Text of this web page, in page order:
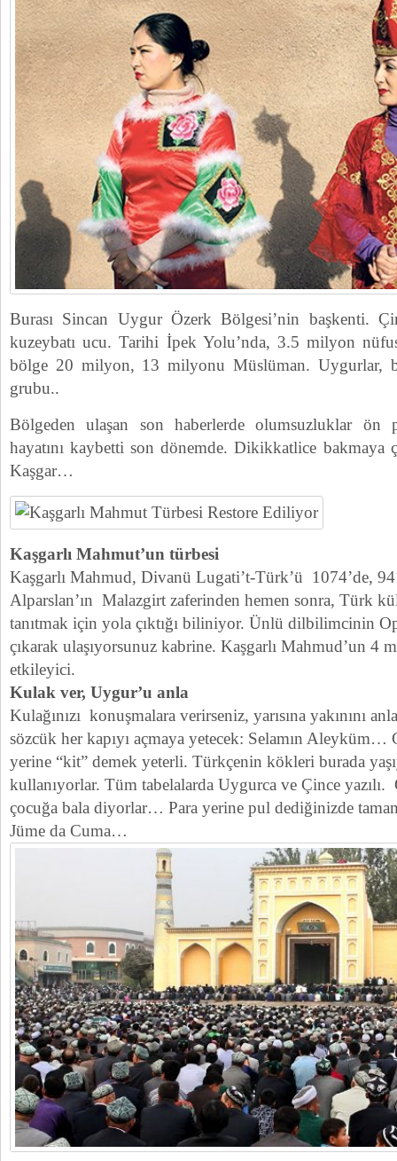
Burası Sincan Uygur Özerk Bölgesi’nin başkenti.
kuzeybatı ucu. Tarihi İpek Yolu’nda, 3.5 milyon
bölge 20 milyon, 13 milyonu Müslüman. Uygurlar,
grubu..
Bölgeden ulaşan son haberlerde olumsuzluklar ön
hayatını kaybetti son dönemde. Dikikkatlice bakmaya
Kaşgar…
Kaşgarlı Mahmut’un türbesi
Kaşgarlı Mahmud, Divanü Lugati’t-Türk’ü 1074’de,
Alparslan’ın Malazgirt zaferinden hemen sonra, Türk
tanıtmak için yola çıktığı biliniyor. Ünlü dilbilimcinin
çıkarak ulaşıyorsunuz kabrine. Kaşgarlı Mahmud’un 4
etkileyici.
Kulak ver, Uygur’u anla
Kulağınızı konuşmalara verirseniz, yarısına yakınını
sözcük her kapıyı açmaya yetecek: Selamın Aleyküm…
yerine “kit” demek yeterli. Türkçenin kökleri burada
kullanıyorlar. Tüm tabelalarda Uygurca ve Çince
çocuğa bala diyorlar… Para yerine pul dediğinizde
Jüme da Cuma…